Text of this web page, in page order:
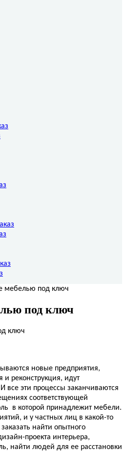
мебелью под ключ
под ключ
новые предприятия,
и реконструкция, идут
все эти процессы заканчиваются
соответствующей
в которой принадлежит мебели.
и у частных лиц в какой-то
найти опытного
проекта интерьера,
найти людей для ее расстановки